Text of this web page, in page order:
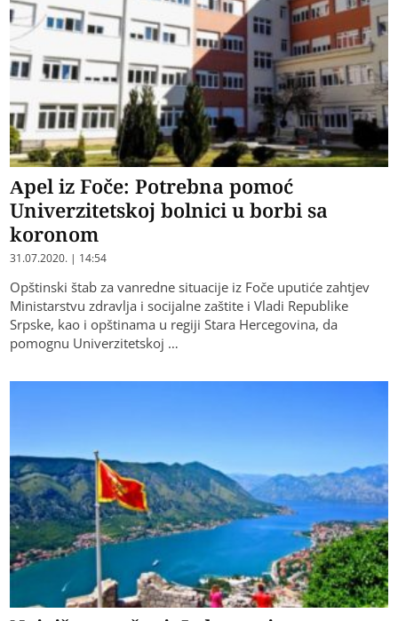
Apel iz Foče: Potrebna pomoć
Univerzitetskoj bolnici u borbi sa
koronom
31.07.2020. | 14:54
Opštinski štab za vanredne situacije iz Foče uputiće zahtjev
Ministarstvu zdravlja i socijalne zaštite i Vladi Republike
Srpske, kao i opštinama u regiji Stara Hercegovina, da
pomognu Univerzitetskoj …